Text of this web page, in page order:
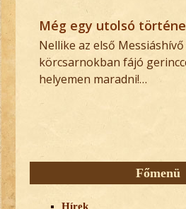
Még egy utolsó
Nellike az első
körcsarnokban fájó
helyemen maradni!…
Főmenü
Hírek